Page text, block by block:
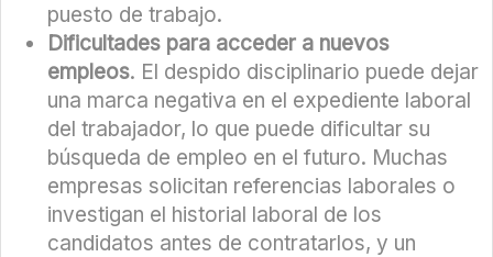
puesto de trabajo.
Dificultades para acceder a nuevos
empleos. El despido disciplinario puede dejar
una marca negativa en el expediente laboral
del trabajador, lo que puede dificultar su
búsqueda de empleo en el futuro. Muchas
empresas solicitan referencias laborales o
investigan el historial laboral de los
candidatos antes de contratarlos, y un